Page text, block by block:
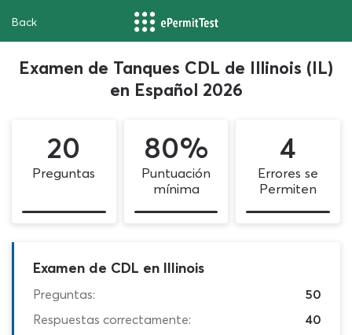
Back
Examen de Tanques CDL de Illinois (IL)
en Español 2026
20
Preguntas
80%
Puntuación
mínima
4
Errores se
Permiten
Examen de CDL en Illinois
Preguntas:
50
Respuestas correctamente:
40